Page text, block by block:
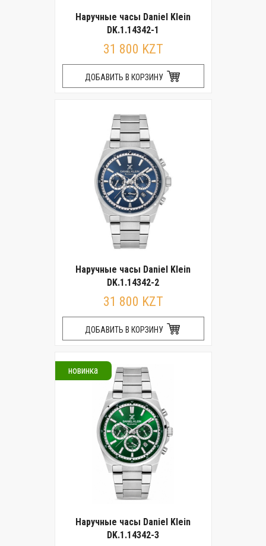
Наручные часы Daniel Klein
DK.1.14342-1
31 800 KZT
ДОБАВИТЬ В КОРЗИНУ
Наручные часы Daniel Klein
DK.1.14342-2
31 800 KZT
ДОБАВИТЬ В КОРЗИНУ
новинка
Наручные часы Daniel Klein
DK.1.14342-3